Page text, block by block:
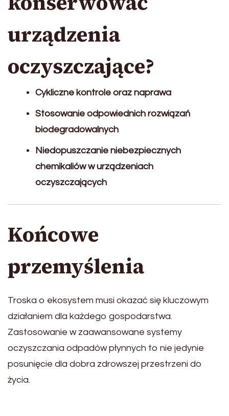
urządzenia
oczyszczające?
Cykliczne kontrole oraz naprawa
Stosowanie odpowiednich rozwiązań
biodegradowalnych
Niedopuszczanie niebezpiecznych
chemikaliów w urządzeniach
oczyszczających
Końcowe
przemyślenia
Troska o ekosystem musi okazać się kluczowym
działaniem dla każdego gospodarstwa.
Zastosowanie w zaawansowane systemy
oczyszczania odpadów płynnych to nie jedynie
posunięcie dla dobra zdrowszej przestrzeni do
życia.